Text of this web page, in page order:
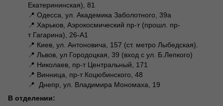
Екатерининская), 81
📍 Одесса, ул. Академика Заболотного, 39а
📍 Харьков, Аэрокосмический пр-т (прошл. пр-
т Гагарина), 26-А1
📍 Киев, ул. Антоновича, 157 (ст. метро Лыбедская).
📍 Львов, ул Городоцкая, 39 (вход с ул. Б.Лепкого)
📍 Николаев, пр-т Центральный, 171
📍 Винница, пр-т Коцюбинского, 48
📍 Днепр, ул. Владимира Мономаха, 19
В отделении: